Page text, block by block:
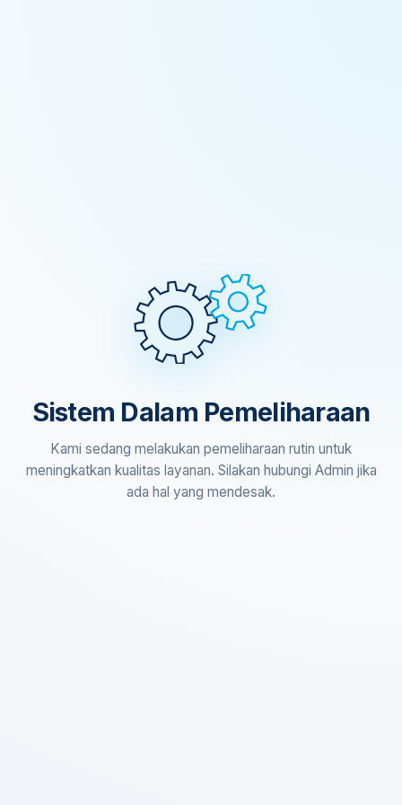
Sistem Dalam Pemeliharaan
Kami sedang melakukan pemeliharaan rutin untuk
meningkatkan kualitas layanan. Silakan hubungi Admin jika
ada hal yang mendesak.